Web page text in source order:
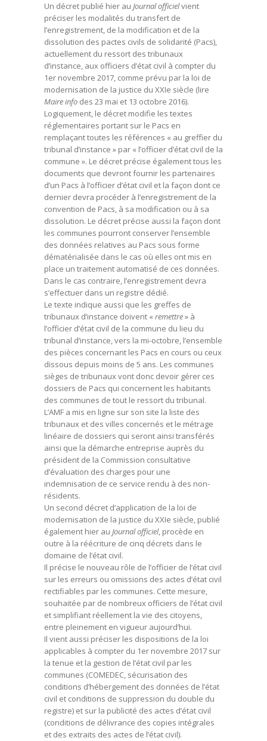
Un décret publié hier au Journal officielvient
préciser les modalités du transfert de
l’enregistrement, de la modification et de la
dissolution des pactes civils de solidarité (Pacs),
actuellement du ressort des tribunaux
d’instance, aux officiers d’état civil à compter du
1er novembre 2017, comme prévu par la loi de
modernisation de la justice du XXIe siècle (lire
Maire info des 23 mai et 13 octobre 2016).
Logiquement, le décret modifie les textes
réglementaires portant sur le Pacs en
remplaçant toutes les références « au greffier du
tribunal d’instance » par « l’officier d’état civil de la
commune ». Le décret précise également tous les
documents que devront fournir les partenaires
d’un Pacs à l’officier d’état civil et la façon dont ce
dernier devra procéder à l’enregistrement de la
convention de Pacs, à sa modification ou à sa
dissolution. Le décret précise aussi la façon dont
les communes pourront conserver l’ensemble
des données relatives au Pacs sous forme
dématérialisée dans le cas où elles ont mis en
place un traitement automatisé de ces données.
Dans le cas contraire, l’enregistrement devra
s’effectuer dans un registre dédié.
Le texte indique aussi que les greffes de
tribunaux d’instance doivent « remettre» à
l’officier d’état civil de la commune du lieu du
tribunal d’instance, vers la mi-octobre, l’ensemble
des pièces concernant les Pacs en cours ou ceux
dissous depuis moins de 5 ans. Les communes
sièges de tribunaux vont donc devoir gérer ces
dossiers de Pacs qui concernent les habitants
des communes de tout le ressort du tribunal.
L’AMF a mis en ligne sur son site la liste des
tribunaux et des villes concernés et le métrage
linéaire de dossiers qui seront ainsi transférés
ainsi que la démarche entreprise auprès du
président de la Commission consultative
d’évaluation des charges pour une
indemnisation de ce service rendu à des non-
résidents.
Un second décret d’application de la loi de
modernisation de la justice du XXIe siècle, publié
également hier au Journal officiel, procède en
outre à la réécriture de cinq décrets dans le
domaine de l’état civil.
Il précise le nouveau rôle de l’officier de l’état civil
sur les erreurs ou omissions des actes d’état civil
rectifiables par les communes. Cette mesure,
souhaitée par de nombreux officiers de l’état civil
et simplifiant réellement la vie des citoyens,
entre pleinement en vigueur aujourd’hui.
Il vient aussi préciser les dispositions de la loi
applicables à compter du 1er novembre 2017 sur
la tenue et la gestion de l’état civil par les
communes (COMEDEC, sécurisation des
conditions d’hébergement des données de l’état
civil et conditions de suppression du double du
registre) et sur la publicité des actes d’état civil
(conditions de délivrance des copies intégrales
et des extraits des actes de l’état civil).